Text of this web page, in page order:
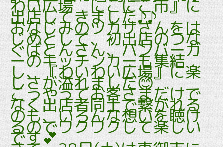
わい広場 にこにこ市』に
出店してきました♪♪
おなじみのツカサさんをは
じめとして、初出店のつな
ぐばとんさん、ハンバーガ
ーのキッチンカーも集結
し、『わいわい広場』に楽
しさが溢れました😊
こうやってお客さまだけで
なく出店者同士で繋がれる
のも、いろんな想いを聴け
るのでワクワクして楽しい
です💕